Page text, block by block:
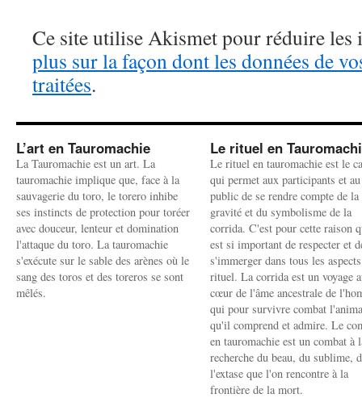
Ce site utilise Akismet pour réduire les
plus sur la façon dont les données de
traitées.
L’art en Tauromachie
La Tauromachie est un art. La
tauromachie implique que, face à la
sauvagerie du toro, le torero inhibe
ses instincts de protection pour toréer
avec douceur, lenteur et domination
l'attaque du toro. La tauromachie
s'exécute sur le sable des arènes où le
sang des toros et des toreros se sont
mêlés.
Le rituel en
Le rituel en tauromachie est le
qui permet aux participants et au
public de se rendre compte de la
gravité et du symbolisme de la
corrida. C'est pour cette raison
est si important de respecter et
s'immerger dans tous les
rituel. La corrida est un voyage
cœur de l'âme ancestrale de
qui pour survivre combat
qu'il comprend et admire. Le
en tauromachie est un combat à
recherche du beau, du sublime,
l'extase que l'on rencontre à la
frontière de la mort.